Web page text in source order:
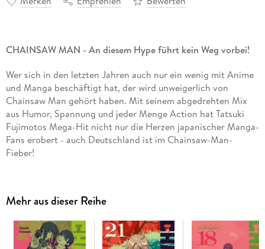
CHAINSAW MAN - An diesem Hype führt kein Weg vorbei!
Wer sich in den letzten Jahren auch nur ein wenig mit Anime
und Manga beschäftigt hat, der wird unweigerlich von
Chainsaw Man gehört haben. Mit seinem abgedrehten Mix
aus Humor, Spannung und jeder Menge Action hat Tatsuki
Fujimotos Mega-Hit nicht nur die Herzen japanischer Manga-
Fans erobert - auch Deutschland ist im Chainsaw-Man-
Fieber!
durch die Stadt. Yoru ist trotzdem weiter fest entschlossen,
auch vor den Dingen nicht zurück, die eigentlich sogar
Teufeln verboten sind. Doch in den Kampf zwischen Krieg
Mehr aus dieser Reihe